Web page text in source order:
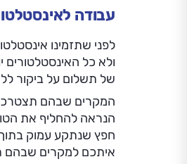
עבודה
לפני שתזמינו
ולא כל
של תשלום על ביקור
המקרים שבהם תצטרכו
הנראה להחליף את
חפץ שנתקע עמוק
איתכם למקרים שבהם